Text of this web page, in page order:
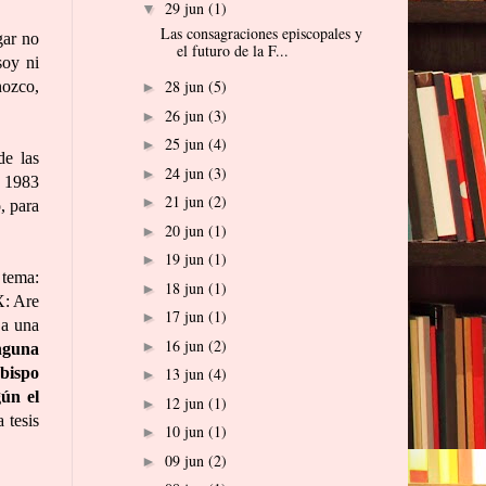
no
ni
las
para
Are
una
el
tesis
▼ 29 jun (1)
Las consagraciones episcopales y
el futuro de la F...
► 28 jun (5)
► 26 jun (3)
► 25 jun (4)
► 24 jun (3)
► 21 jun (2)
► 20 jun (1)
► 19 jun (1)
► 18 jun (1)
► 17 jun (1)
► 16 jun (2)
► 13 jun (4)
► 12 jun (1)
► 10 jun (1)
► 09 jun (2)